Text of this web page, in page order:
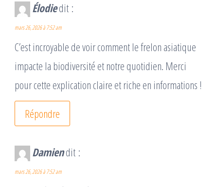
Élodiedit :
mars 26, 2026 à 7:52 am
C’est incroyable de voir comment le frelon asiatique
impacte la biodiversité et notre quotidien. Merci
pour cette explication claire et riche en informations !
Répondre
Damiendit :
mars 26, 2026 à 7:52 am